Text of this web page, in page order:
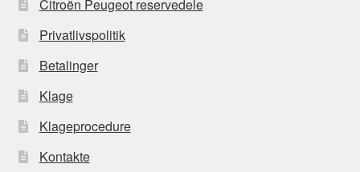
Citroën Peugeot reservedele
Privatlivspolitik
Betalinger
Klage
Klageprocedure
Kontakte